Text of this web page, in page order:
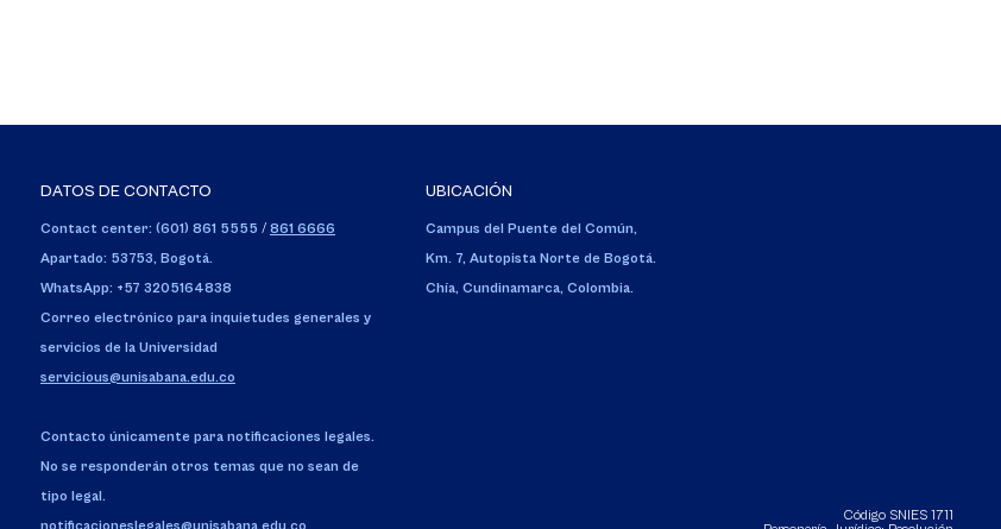
DATOS DE CONTACTO
Contact center: (601) 861 5555 / 861 6666
Apartado: 53753, Bogotá.
WhatsApp: +57 3205164838
Correo electrónico para inquietudes generales y
servicios de la Universidad
servicious@unisabana.edu.co
Contacto únicamente para notificaciones legales.
No se responderán otros temas que no sean de
tipo legal.
UBICACIÓN
Campus del Puente del Común,
Km. 7, Autopista Norte de Bogotá.
Chía, Cundinamarca, Colombia.
Código SNIES 1711